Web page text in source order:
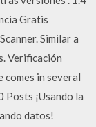
Gratis
Similar a
Verificación
comes in several
Posts ¡Usando la
datos!